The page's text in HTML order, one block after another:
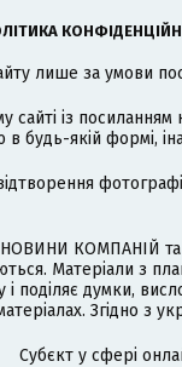
лише за умови
сайті із посиланням
будь-якій формі,
НОВИНИ КОМПАНІЙ
Матеріали
поділяє думки,
Згідно з
Cубєкт у сфері